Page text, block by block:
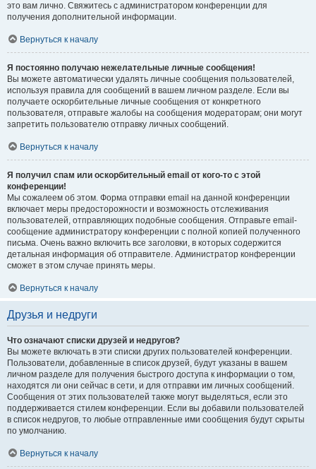
это вам лично. Свяжитесь с администратором конференции для
получения дополнительной информации.
Вернуться к началу
Я постоянно получаю нежелательные личные сообщения!
Вы можете автоматически удалять личные сообщения пользователей,
используя правила для сообщений в вашем личном разделе. Если вы
получаете оскорбительные личные сообщения от конкретного
пользователя, отправьте жалобы на сообщения модераторам; они могут
запретить пользователю отправку личных сообщений.
Вернуться к началу
Я получил спам или оскорбительный email от кого-то с этой
конференции!
Мы сожалеем об этом. Форма отправки email на данной конференции
включает меры предосторожности и возможность отслеживания
пользователей, отправляющих подобные сообщения. Отправьте email-
сообщение администратору конференции с полной копией полученного
письма. Очень важно включить все заголовки, в которых содержится
детальная информация об отправителе. Администратор конференции
сможет в этом случае принять меры.
Вернуться к началу
Друзья и недруги
Что означают списки друзей и недругов?
Вы можете включать в эти списки других пользователей конференции.
Пользователи, добавленные в список друзей, будут указаны в вашем
личном разделе для получения быстрого доступа к информации о том,
находятся ли они сейчас в сети, и для отправки им личных сообщений.
Сообщения от этих пользователей также могут выделяться, если это
поддерживается стилем конференции. Если вы добавили пользователей
в список недругов, то любые отправленные ими сообщения будут скрыты
по умолчанию.
Вернуться к началу